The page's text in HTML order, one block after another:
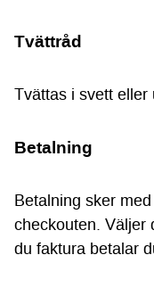
Tvättråd
Tvättas i svett eller
Betalning
Betalning sker
checkouten. Väljer
du faktura betalar